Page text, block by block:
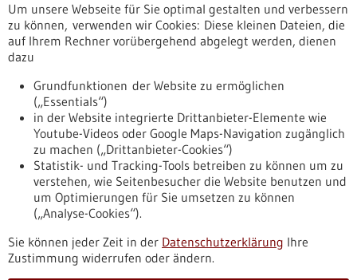
Erscheinungsdatum
Nach oben
Informiert bleiben
Um unsere Webseite für Sie optimal gestalten und verbessern
zu können, verwenden wir Cookies: Diese kleinen Dateien, die
auf Ihrem Rechner vorübergehend abgelegt werden, dienen
dazu
Grundfunktionen der Website zu ermöglichen
(„Essentials“)
in der Website integrierte Drittanbieter-Elemente wie
Youtube-Videos oder Google Maps-Navigation zugänglich
zu machen („Drittanbieter-Cookies“)
Statistik- und Tracking-Tools betreiben zu können um zu
verstehen, wie Seitenbesucher die Website benutzen und
um Optimierungen für Sie umsetzen zu können
(„Analyse-Cookies“).
Sie können jeder Zeit in der Datenschutzerklärung Ihre
Zustimmung widerrufen oder ändern.